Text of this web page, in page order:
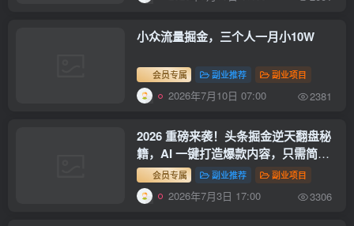
小众流量掘金，三个人一月小10W
会员专属 副业推荐 副业项目
2026年7月10日 07:00 2381
2026 重磅来袭！头条掘金逆天翻盘秘
籍，AI 一键打造爆款内容，只需简单
复制粘贴，日入 1000 + 轻松实现！
会员专属 副业推荐 副业项目
2026年7月3日 17:00 3306